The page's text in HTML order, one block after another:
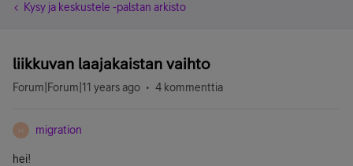
Kysy ja keskustele -palstan arkisto
liikkuvan laajakaistan vaihto
Forum|Forum|11 years ago 4 kommenttia
M migration
hei!